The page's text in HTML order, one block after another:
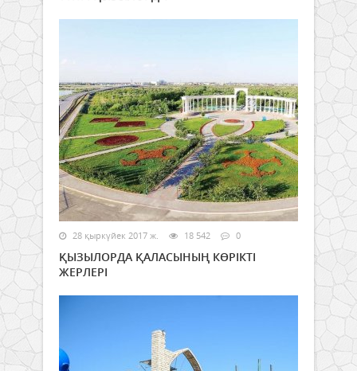
28 қыркүйек 2017 ж. 18 542 0
ҚЫЗЫЛОРДА ҚАЛАСЫНЫҢ КӨРІКТІ
ЖЕРЛЕРІ